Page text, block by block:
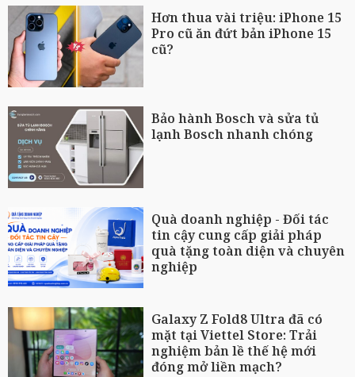
Hơn thua vài triệu: iPhone 15
Pro cũ ăn đứt bản iPhone 15
cũ?
Bảo hành Bosch và sửa tủ
lạnh Bosch nhanh chóng
Quà doanh nghiệp - Đối tác
tin cậy cung cấp giải pháp
quà tặng toàn diện và chuyên
nghiệp
Galaxy Z Fold8 Ultra đã có
mặt tại Viettel Store: Trải
nghiệm bản lề thế hệ mới
đóng mở liền mạch?